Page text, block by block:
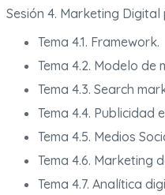
Sesión 4. Marketing
Tema 4.1. Framework.
Tema 4.2. Modelo de
Tema 4.3. Search
Tema 4.4. Publicidad
Tema 4.5. Medios
Tema 4.6. Marketing
Tema 4.7. Analítica